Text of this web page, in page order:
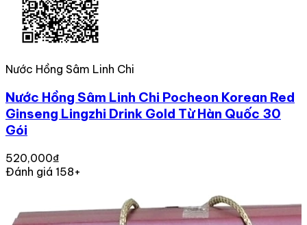
Nước Hồng Sâm Linh Chi
Nước Hồng Sâm Linh Chi Pocheon Korean Red
Ginseng Lingzhi Drink Gold Từ Hàn Quốc 30
Gói
520,000₫
Đánh giá 158+